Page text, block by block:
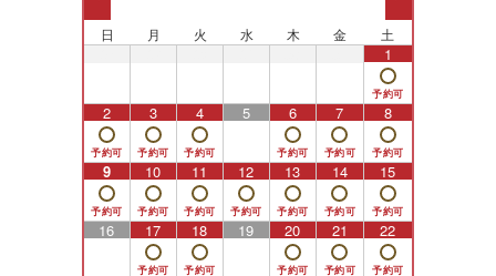
日 月 火 水 木 金 土
1
2 3 4 5 6 7 8
9 10 11 12 13 14 15
16 17 18 19 20 21 22